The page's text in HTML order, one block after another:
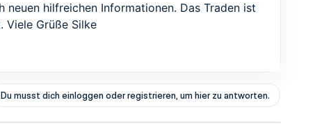
hilfreichen Informationen. Das Traden ist
Grüße Silke
Du musst dich einloggen oder registrieren, um hier zu antworten.